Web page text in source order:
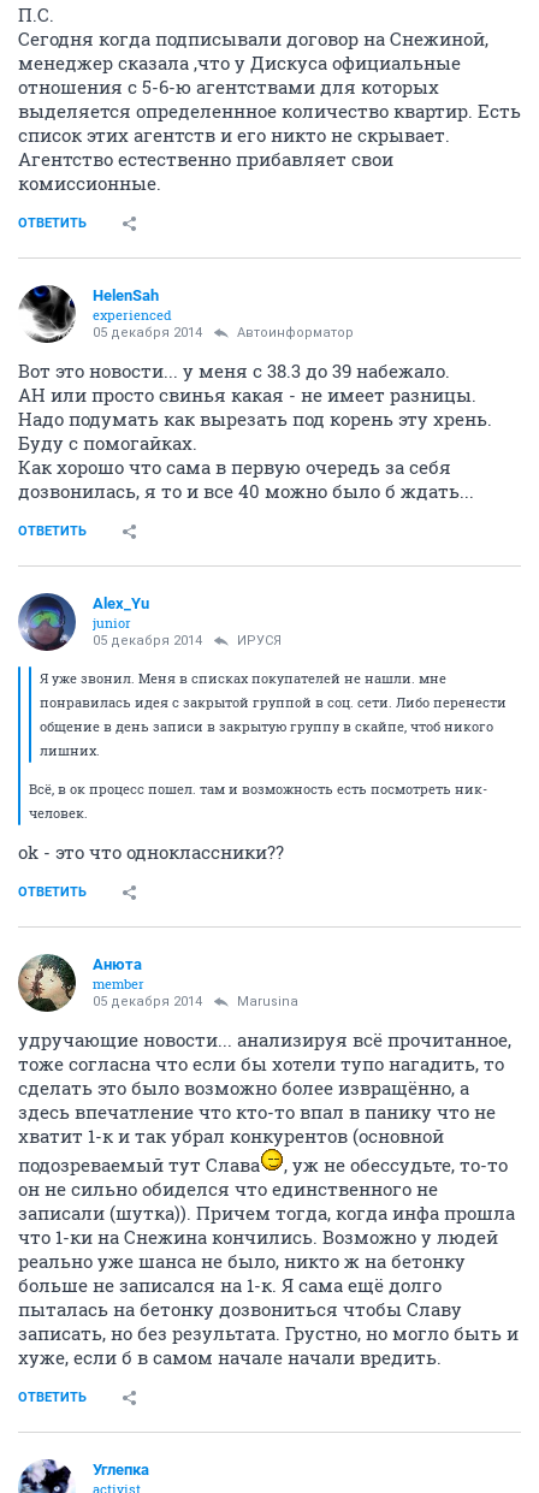
П.С.
Сегодня когда подписывали договор на Снежиной,
менеджер сказала ,что у Дискуса официальные
отношения с 5-6-ю агентствами для которых
выделяется определеннное количество квартир. Есть
список этих агентств и его никто не скрывает.
Агентство естественно прибавляет свои
комиссионные.
ОТВЕТИТЬ
HelenSah
experienced
05 декабря 2014 Автоинформатор
Вот это новости... у меня с 38.3 до 39 набежало.
АН или просто свинья какая - не имеет разницы.
Надо подумать как вырезать под корень эту хрень.
Буду с помогайках.
Как хорошо что сама в первую очередь за себя
дозвонилась, я то и все 40 можно было б ждать...
ОТВЕТИТЬ
Alex_Yu
junior
05 декабря 2014 ИРУСЯ
Я уже звонил. Меня в списках покупателей не нашли. мне
понравилась идея с закрытой группой в соц. сети. Либо перенести
общение в день записи в закрытую группу в скайпе, чтоб никого
лишних.
Всё, в ок процесс пошел. там и возможность есть посмотреть ник-
человек.
ok - это что одноклассники??
ОТВЕТИТЬ
Aнюта
member
05 декабря 2014 Marusina
удручающие новости... анализируя всё прочитанное,
тоже согласна что если бы хотели тупо нагадить, то
сделать это было возможно более извращённо, а
здесь впечатление что кто-то впал в панику что не
хватит 1-к и так убрал конкурентов (основной
подозреваемый тут Слава
, уж не обессудьте, то-то
он не сильно обиделся что единственного не
записали (шутка)). Причем тогда, когда инфа прошла
что 1-ки на Снежина кончились. Возможно у людей
реально уже шанса не было, никто ж на бетонку
больше не записался на 1-к. Я сама ещё долго
пыталась на бетонку дозвониться чтобы Славу
записать, но без результата. Грустно, но могло быть и
хуже, если б в самом начале начали вредить.
ОТВЕТИТЬ
Углепка
activist